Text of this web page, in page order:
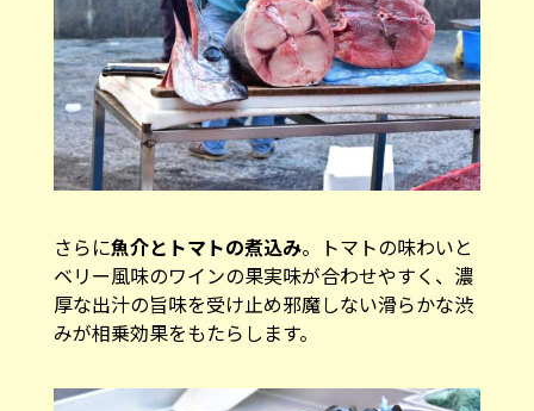
さらに魚介とトマトの煮込み。トマトの味わいと
ベリー風味のワインの果実味が合わせやすく、濃
厚な出汁の旨味を受け止め邪魔しない滑らかな渋
みが相乗効果をもたらします。